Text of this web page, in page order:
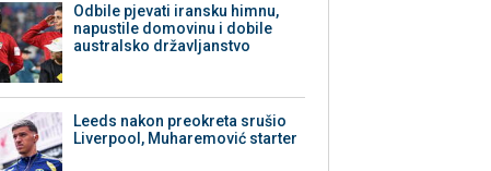
Odbile pjevati iransku himnu,
napustile domovinu i dobile
australsko državljanstvo
Leeds nakon preokreta srušio
Liverpool, Muharemović starter